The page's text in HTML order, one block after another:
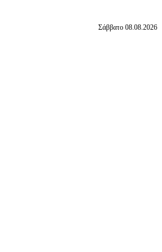
Σάββατο 08.08.2026